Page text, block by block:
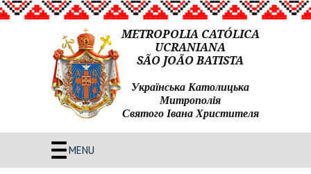
METROPOLIA CATÓLICA
UCRANIANA
SÃO JOÃO BATISTA
Українська Католицька
Митрополія
Святого Івана Христителя
MENU